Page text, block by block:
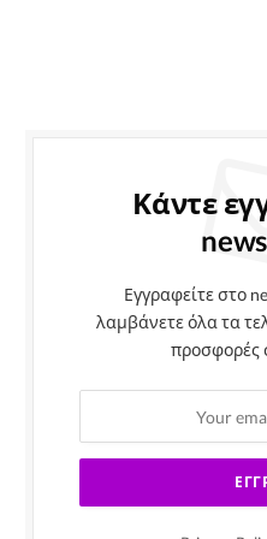
Κάντε
Εγγραφείτε στο
λαμβάνετε όλα τα
προσφορές